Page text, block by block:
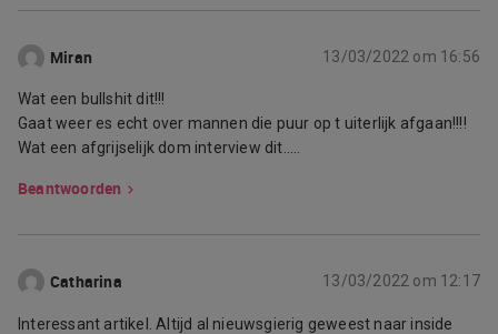
Miran 13/03/2022 om 16:56
Wat een bullshit dit!!!
Gaat weer es echt over mannen die puur op t uiterlijk afgaan!!!!
Wat een afgrijselijk dom interview dit…..
Beantwoorden
Catharina 13/03/2022 om 12:17
Interessant artikel. Altijd al nieuwsgierig geweest naar inside